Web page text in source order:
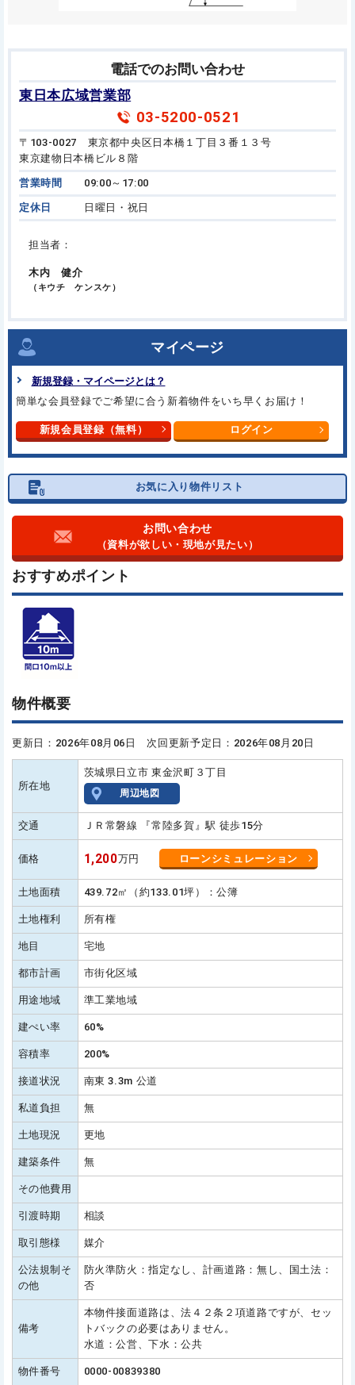
電話でのお問い合わせ
東日本広域営業部
03-5200-0521
〒103-0027 東京都中央区日本橋１丁目３番１３号
東京建物日本橋ビル８階
営業時間 09:00～17:00
定休日 日曜日・祝日
担当者：
木内 健介
（キウチ ケンスケ）
マイページ
新規登録・マイページとは？
簡単な会員登録でご希望に合う 新着物件をいち早くお届け！
新規会員登録（無料） ログイン
お気に入り物件リスト
お問い合わせ
（資料が欲しい・現地が見たい）
おすすめポイント
物件概要
更新日：2026年08月06日 次回更新予定日：2026年08月20日
所在地
茨城県日立市 東金沢町３丁目
周辺地図
交通 ＪＲ常磐線 『常陸多賀』駅 徒歩15分
価格 1,200万円 ローンシミュレーション
土地面積 439.72㎡（約133.01坪）：公簿
土地権利 所有権
地目 宅地
都市計画 市街化区域
用途地域 準工業地域
建ぺい率 60%
容積率 200%
接道状況 南東 3.3m 公道
私道負担 無
土地現況 更地
建築条件 無
その他費用
引渡時期 相談
取引態様 媒介
公法規制そ
の他
防火準防火：指定なし、計画道路：無し、国土法：
否
備考
本物件接面道路は、法４２条２項道路ですが、セッ
トバックの必要はありません。
水道：公営、下水：公共
物件番号 0000-00839380